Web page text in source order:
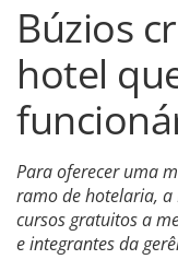
Búzios
hotel
Para oferecer uma
ramo de hotelaria, a
cursos gratuitos a
e integrantes da